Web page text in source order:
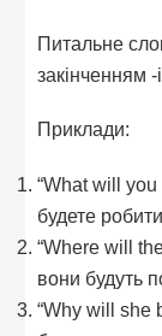
Питальне
закінченням
Приклади:
“What will
будете
“Where will
вони будуть
“Why will she